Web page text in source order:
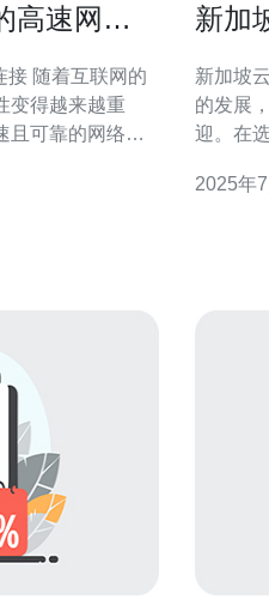
高速网络
的
变得越来越重
且可靠的网络连
稳定快速的网
新加
新加坡云
的发展
迎。在
正是一个值得考
2025年